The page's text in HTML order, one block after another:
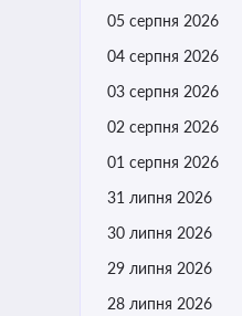
05 серпня 2026
04 серпня 2026
03 серпня 2026
02 серпня 2026
01 серпня 2026
31 липня 2026
30 липня 2026
29 липня 2026
28 липня 2026